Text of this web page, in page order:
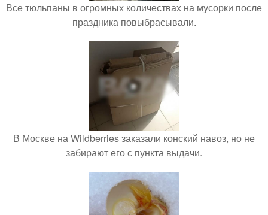
Все тюльпаны в огромных количествах на мусорки после
праздника повыбрасывали.
В Москве на Wildberries заказали конский навоз, но не
забирают его с пункта выдачи.